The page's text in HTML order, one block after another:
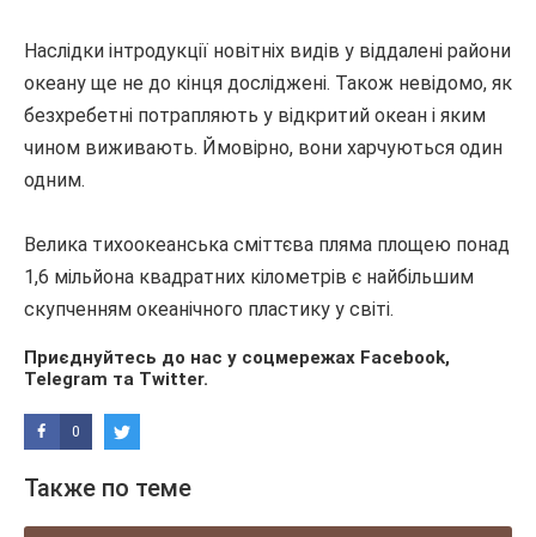
Наслідки інтродукції новітніх видів у віддалені райони
океану ще не до кінця досліджені. Також невідомо, як
безхребетні потрапляють у відкритий океан і яким
чином виживають. Ймовірно, вони харчуються один
одним.
Велика тихоокеанська сміттєва пляма площею понад
1,6 мільйона квадратних кілометрів є найбільшим
скупченням океанічного пластику у світі.
Приєднуйтесь до нас у соцмережах Facebook,
Telegram та Twitter.
0
Также по теме